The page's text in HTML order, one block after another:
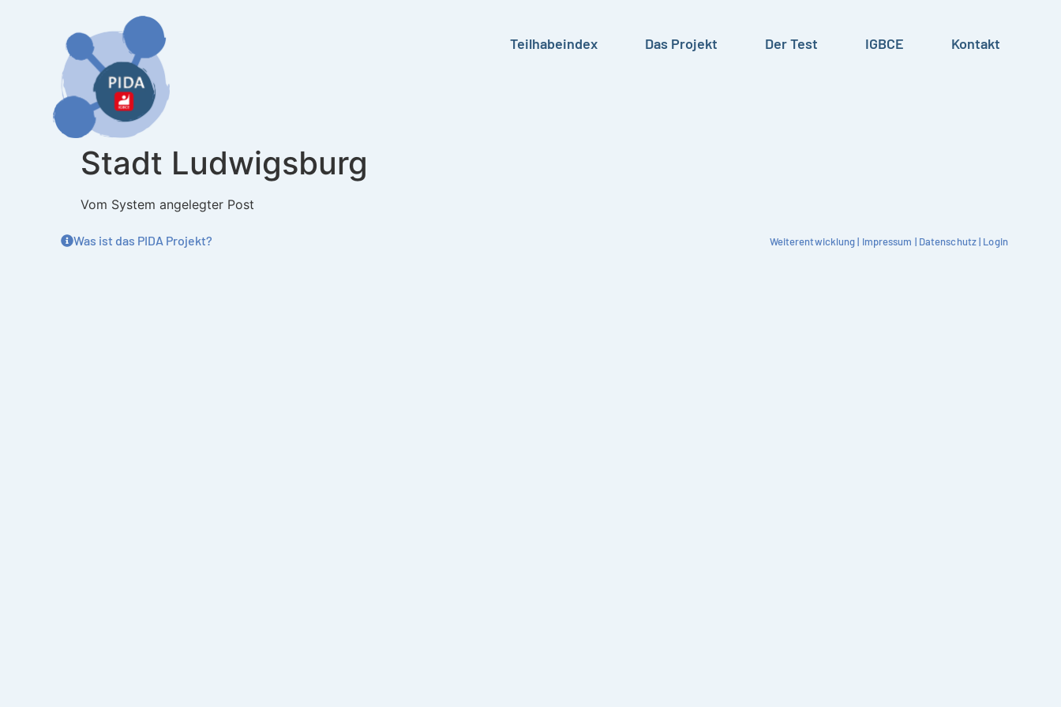
Teilhabeindex Das Projekt Der Test IGBCE Kontakt
Stadt Ludwigsburg
Vom System angelegter Post
Was ist das PIDA Projekt? Weiterentwicklung| Impressum | Datenschutz| Login